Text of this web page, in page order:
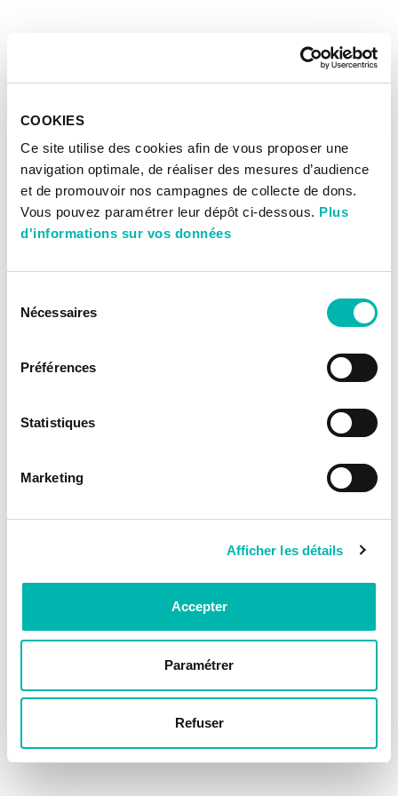
COOKIES
Ce site utilise des cookies afin de vous proposer une
navigation optimale, de réaliser des mesures d’audience
et de promouvoir nos campagnes de collecte de dons.
Vous pouvez paramétrer leur dépôt ci-dessous. Plus
d'informations sur vos données
Nécessaires
Préférences
Statistiques
Marketing
Afficher les détails
Accepter
Paramétrer
Refuser